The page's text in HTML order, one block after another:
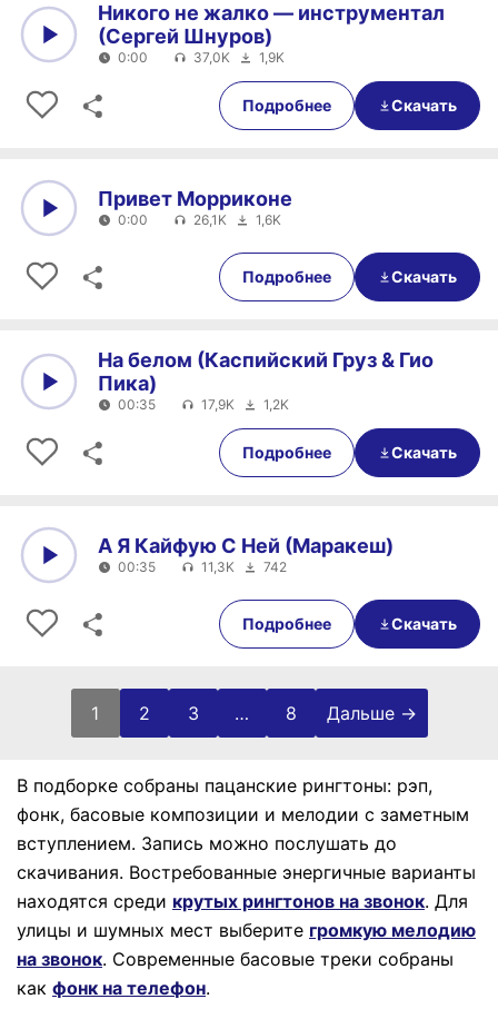
0:00
Никого не жалко — инструментал
(Сергей Шнуров)
0:00 37,0K 1,9K
Подробнее Скачать
0:00
Привет Морриконе
0:00 26,1K 1,6K
Подробнее Скачать
00:35
На белом (Каспийский Груз & Гио
Пика)
00:35 17,9K 1,2K
Подробнее Скачать
00:35
А Я Кайфую С Ней (Маракеш)
00:35 11,3K 742
Подробнее Скачать
Пагинация записей
1 2 3 … 8 Дальше →
В подборке собраны пацанские рингтоны: рэп,
фонк, басовые композиции и мелодии с заметным
вступлением. Запись можно послушать до
скачивания. Востребованные энергичные варианты
находятся среди крутых рингтонов на звонок. Для
улицы и шумных мест выберите громкую мелодию
на звонок. Современные басовые треки собраны
как фонк на телефон.